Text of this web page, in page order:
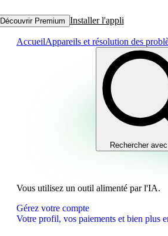
Découvrir Premium Installer l'appli
AccueilAppareils et résolution des
Rechercher
Vous utilisez un outil alimenté par l'IA.
Gérez votre compte
Votre profil, vos paiements et bien plus